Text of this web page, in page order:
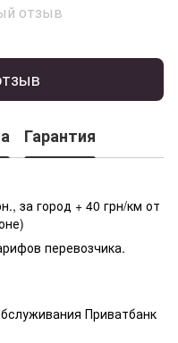
отзыв
Гарантия
за город + 40 грн/км от
перевозчика.
Приватбанк